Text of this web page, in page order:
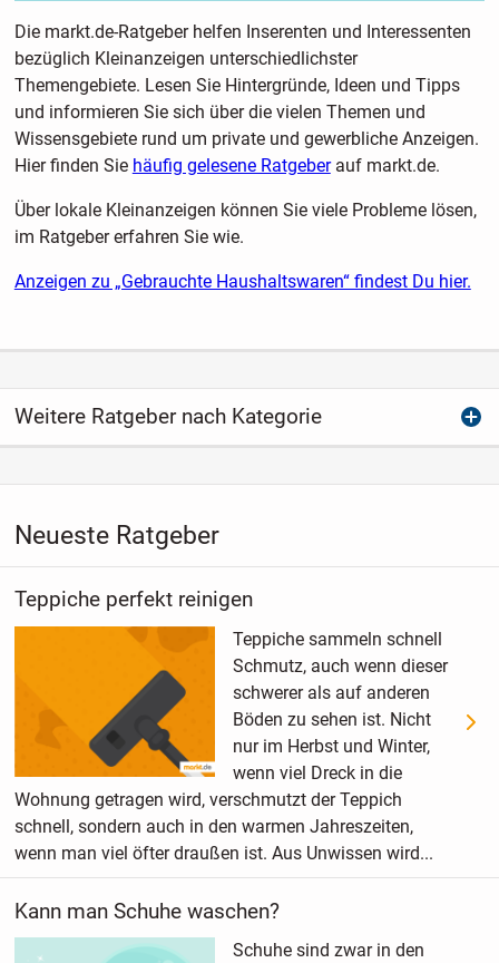
Die markt.de-Ratgeber helfen Inserenten und Interessenten
bezüglich Kleinanzeigen unterschiedlichster
Themengebiete. Lesen Sie Hintergründe, Ideen und Tipps
und informieren Sie sich über die vielen Themen und
Wissensgebiete rund um private und gewerbliche Anzeigen.
Hier finden Sie häufig gelesene Ratgeberauf markt.de.
Über lokale Kleinanzeigen können Sie viele Probleme lösen,
im Ratgeber erfahren Sie wie.
Anzeigen zu „Gebrauchte Haushaltswaren“ findest Du hier.
Weitere Ratgeber nach Kategorie
Neueste Ratgeber
Teppiche perfekt reinigen
Teppiche sammeln schnell
Schmutz, auch wenn dieser
schwerer als auf anderen
Böden zu sehen ist. Nicht
nur im Herbst und Winter,
wenn viel Dreck in die
Wohnung getragen wird, verschmutzt der Teppich
schnell, sondern auch in den warmen Jahreszeiten,
wenn man viel öfter draußen ist. Aus Unwissen wird...
Kann man Schuhe waschen?
Schuhe sind zwar in den